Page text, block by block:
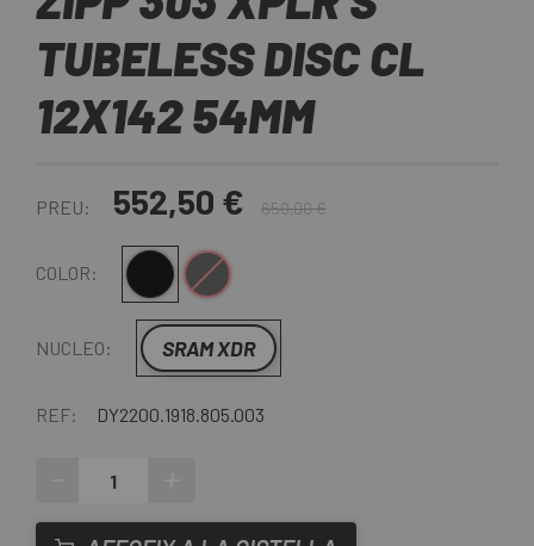
TUBELESS DISC CL
12X142 54MM
PREU: 552,50 € 650,00 €
COLOR:Negre-BlancNegre-Gris
NUCLEO: SRAM XDR
REF: DY2200.1918.805.003